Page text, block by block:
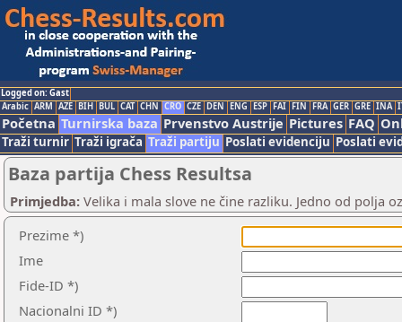
Logged on: Gast
Arabic ARM AZE BIH BUL CAT CHN CRO CZE DEN ENG ESP FAI FIN FRA GER GRE INA
Početna Turnirska baza Prvenstvo Austrije Pictures FAQ
Traži turnir Traži igrača Traži partiju Poslati evidenciju Poslati
Baza partija Chess Resultsa
Primjedba: Velika i mala slove ne čine razliku. Jedno od polja
Prezime *)
Ime
Fide-ID *)
Nacionalni ID *)